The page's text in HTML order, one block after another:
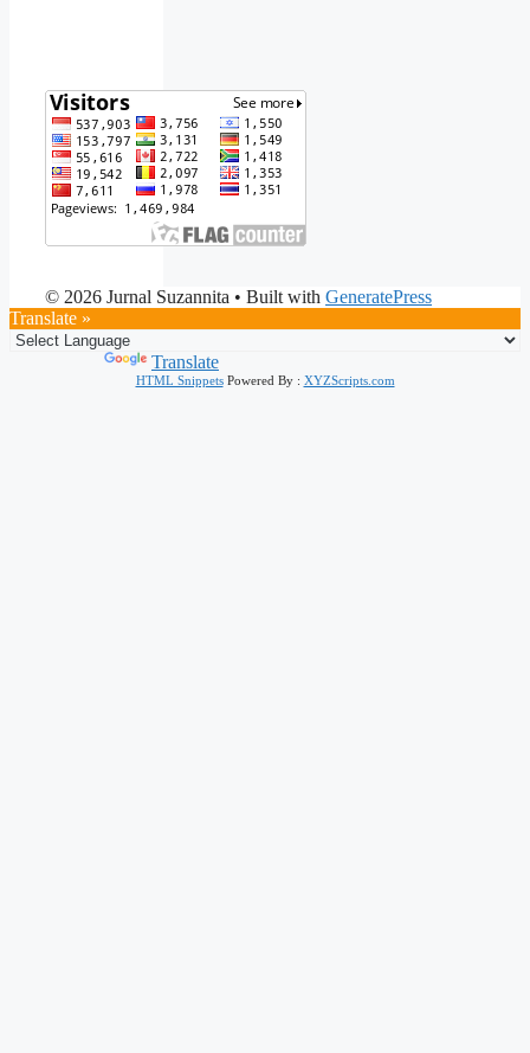
© 2026 Jurnal Suzannita • Built with GeneratePress
Translate »
Translate
HTML SnippetsPowered By : XYZScripts.com